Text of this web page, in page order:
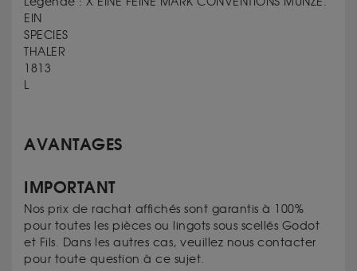
EIN
SPECIES
THALER
1813
L
AVANTAGES
IMPORTANT
Nos prix de rachat affichés sont garantis à 100%
pour toutes les pièces ou lingots sous scellés Godot
et Fils. Dans les autres cas, veuillez nous contacter
pour toute question à ce sujet.